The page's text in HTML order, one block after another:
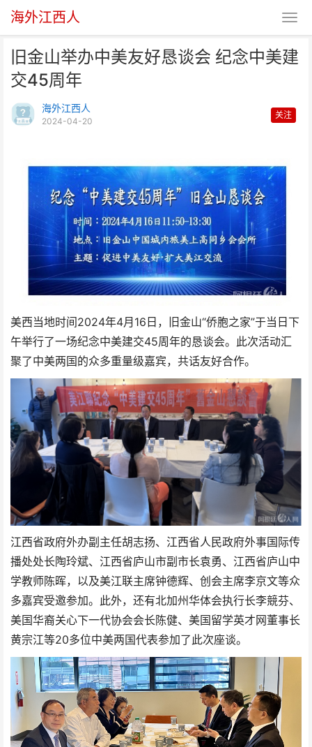
海外江西人
旧金山举办中美友好恳谈会 纪念中美建
交45周年
海外江西人
2024-04-20
关注
美西当地时间2024年4月16日，旧金山“侨胞之家”于当日下
午举行了一场纪念中美建交45周年的恳谈会。此次活动汇
聚了中美两国的众多重量级嘉宾，共话友好合作。
江西省政府外办副主任胡志扬、江西省人民政府外事国际传
播处处长陶玲斌、江西省庐山市副市长袁勇、江西省庐山中
学教师陈晖，以及美江联主席钟德辉、创会主席李京文等众
多嘉宾受邀参加。此外，还有北加州华体会执行长李競芬、
美国华裔关心下一代协会会长陈健、美国留学英才网董事长
黄宗江等20多位中美两国代表参加了此次座谈。
中美建交45周年